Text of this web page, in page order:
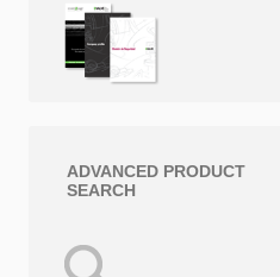
ADVANCED PRODUCT
SEARCH